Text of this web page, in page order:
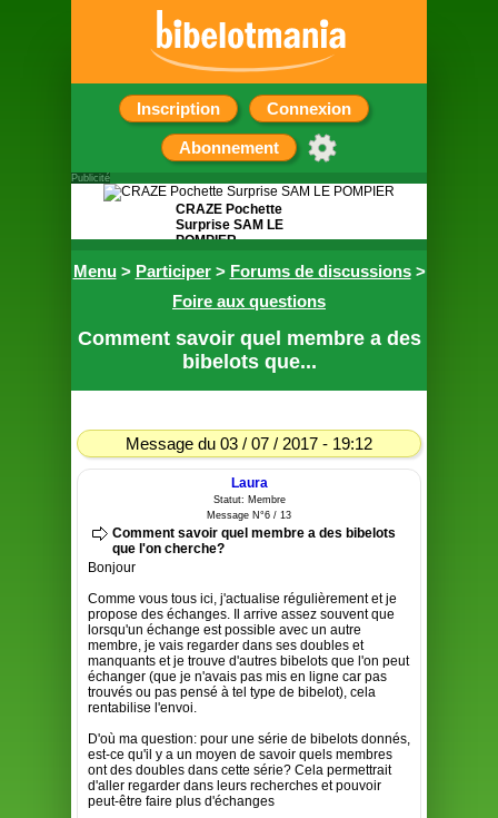
Inscription Connexion
Abonnement
Menu> Participer> Forums de discussions>
Foire aux questions
Comment savoir quel membre a des
bibelots que...
Message du 03 / 07 / 2017 - 19:12
Laura
Statut: Membre
Message N°6 / 13
Comment savoir quel membre a des bibelots
que l'on cherche?
Bonjour
Comme vous tous ici, j'actualise régulièrement et je
propose des échanges. Il arrive assez souvent que
lorsqu'un échange est possible avec un autre
membre, je vais regarder dans ses doubles et
manquants et je trouve d'autres bibelots que l'on peut
échanger (que je n'avais pas mis en ligne car pas
trouvés ou pas pensé à tel type de bibelot), cela
rentabilise l'envoi.
D'où ma question: pour une série de bibelots donnés,
est-ce qu'il y a un moyen de savoir quels membres
ont des doubles dans cette série? Cela permettrait
d'aller regarder dans leurs recherches et pouvoir
peut-être faire plus d'échanges
Publicité
CRAZE Pochette
Surprise SAM LE
POMPIER
Contient 5 petits